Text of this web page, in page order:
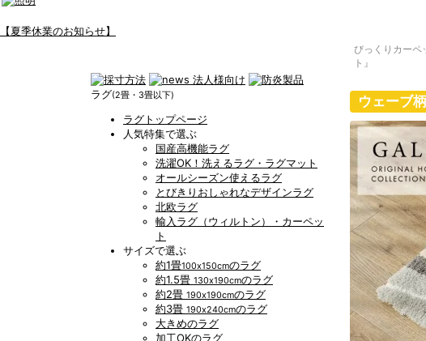
【夏季休業のお知らせ】
ラグ(2畳・3畳以下)
ラグトップページ
人気特集で選ぶ
国産高機能ラグ
洗濯OK！洗えるラグ・ラグマット
オールシーズン使えるラグ
とびきりおしゃれなデザインラグ
北欧ラグ
輸入ラグ（ウィルトン）・カーペッ
ト
サイズで選ぶ
約1畳100x150cmのラグ
約1.5畳 130x190cmのラグ
約2畳 190x190cmのラグ
約3畳 190x240cmのラグ
大きめのラグ
加工OKのラグ
びっくりカーペ
ト』
ウェーブ